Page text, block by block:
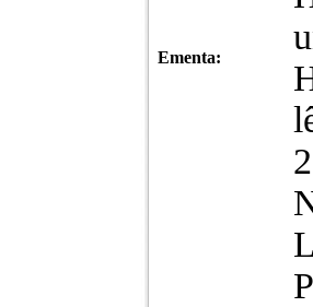
Ementa: